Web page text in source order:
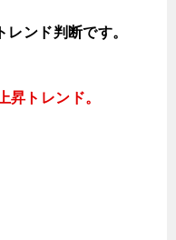
ンド判断です。
上昇トレンド。